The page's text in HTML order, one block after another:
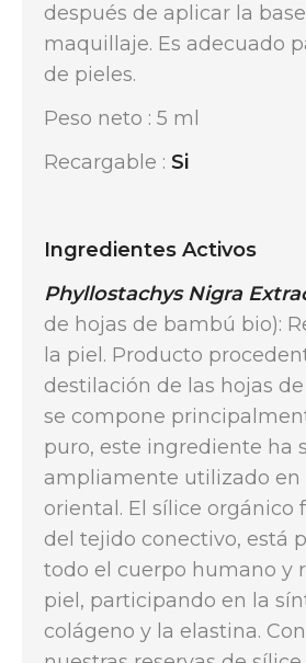
después de aplicar la
maquillaje. Es adecuado
de pieles.
Peso neto : 5 ml
Recargable : Si
Ingredientes Activos
Phyllostachys Nigra
de hojas de bambú bio):
la piel. Producto
destilación de las hojas
se compone
puro, este ingrediente ha
ampliamente utilizado en
oriental. El sílice orgánico
del tejido conectivo, está
todo el cuerpo humano y
piel, participando en la
colágeno y la elastina.